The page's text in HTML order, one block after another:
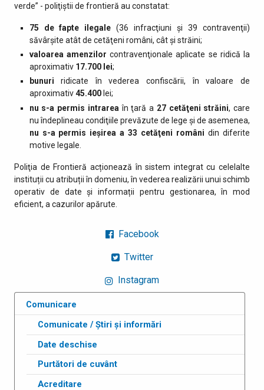
verde” - poliţiştii de frontieră au constatat:
75 de fapte ilegale(36 infracţiuni şi 39 contravenţii)
săvârşite atât de cetăţeni români, cât şi străini;
valoarea amenzilor contravenţionale aplicate se ridică la
aproximativ 17.700 lei;
bunuriridicate în vederea confiscării, în valoare de
aproximativ45.400 lei;
nu s-a permis intrarea în ţară a 27 cetăţeni străini, care
nu îndeplineau condiţiile prevăzute de lege şi de asemenea,
nu s-a permis ieşirea a 33 cetăţeni românidin diferite
motive legale.
Poliţia de Frontieră acționează în sistem integrat cu celelalte
instituții cu atribuții în domeniu, în vederea realizării unui schimb
operativ de date și informații pentru gestionarea, în mod
eficient, a cazurilor apărute.
Facebook
Twitter
Instagram
Comunicare
Comunicate / Știri și informări
Date deschise
Purtători de cuvânt
Acreditare